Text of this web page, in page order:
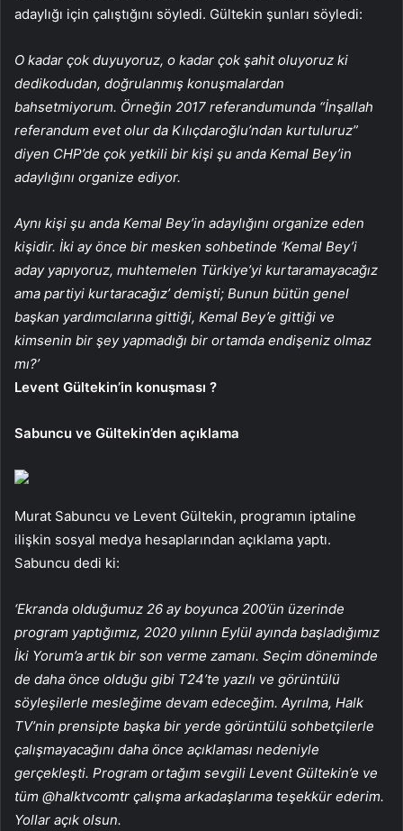
adaylığı için çalıştığını söyledi. Gültekin şunları söyledi:
O kadar çok duyuyoruz, o kadar çok şahit oluyoruz ki
dedikodudan, doğrulanmış konuşmalardan
bahsetmiyorum. Örneğin 2017 referandumunda “İnşallah
referandum evet olur da Kılıçdaroğlu’ndan kurtuluruz”
diyen CHP’de çok yetkili bir kişi şu anda Kemal Bey’in
adaylığını organize ediyor.
Aynı kişi şu anda Kemal Bey’in adaylığını organize eden
kişidir. İki ay önce bir mesken sohbetinde ‘Kemal Bey’i
aday yapıyoruz, muhtemelen Türkiye’yi kurtaramayacağız
ama partiyi kurtaracağız’ demişti; Bunun bütün genel
başkan yardımcılarına gittiği, Kemal Bey’e gittiği ve
kimsenin bir şey yapmadığı bir ortamda endişeniz olmaz
mı?’
Levent Gültekin’in konuşması ?
Sabuncu ve Gültekin’den açıklama
Murat Sabuncu ve Levent Gültekin, programın iptaline
ilişkin sosyal medya hesaplarından açıklama yaptı.
Sabuncu dedi ki:
‘Ekranda olduğumuz 26 ay boyunca 200’ün üzerinde
program yaptığımız, 2020 yılının Eylül ayında başladığımız
İki Yorum’a artık bir son verme zamanı. Seçim döneminde
de daha önce olduğu gibi T24’te yazılı ve görüntülü
söyleşilerle mesleğime devam edeceğim. Ayrılma, Halk
TV’nin prensipte başka bir yerde görüntülü sohbetçilerle
çalışmayacağını daha önce açıklaması nedeniyle
gerçekleşti. Program ortağım sevgili Levent Gültekin’e ve
tüm @halktvcomtr çalışma arkadaşlarıma teşekkür ederim.
Yollar açık olsun.